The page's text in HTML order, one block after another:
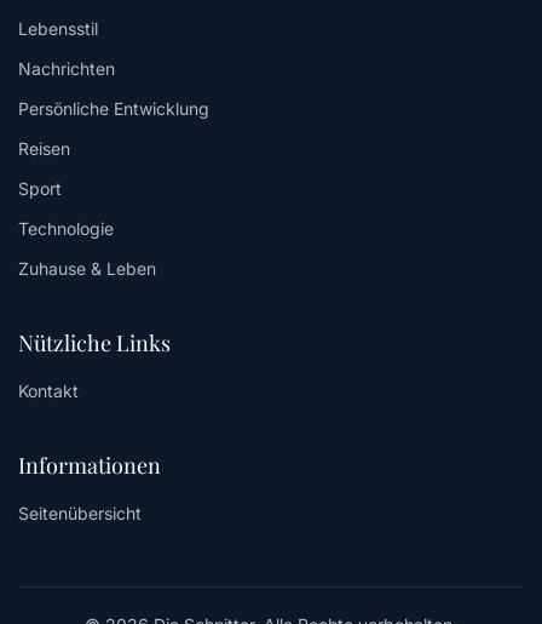
Lebensstil
Nachrichten
Persönliche Entwicklung
Reisen
Sport
Technologie
Zuhause & Leben
Nützliche Links
Kontakt
Informationen
Seitenübersicht